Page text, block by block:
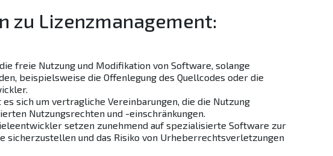
zu Lizenzmanagement:
freie Nutzung und Modifikation von Software, solange
beispielsweise die Offenlegung des Quellcodes oder die
sich um vertragliche Vereinbarungen, die die Nutzung
Nutzungsrechten und -einschränkungen.
setzen zunehmend auf spezialisierte Software zur
sicherzustellen und das Risiko von Urheberrechtsverletzungen